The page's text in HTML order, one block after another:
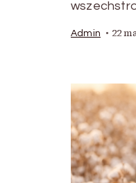
Admin 22